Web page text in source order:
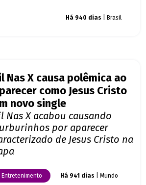
Há 940 dias | Brasil
Nas X causa polêmica ao
como Jesus Cristo
novo single
Nas X acabou causando
por aparecer
de Jesus Cristo na
Entretenimento Há 941 dias | Mundo